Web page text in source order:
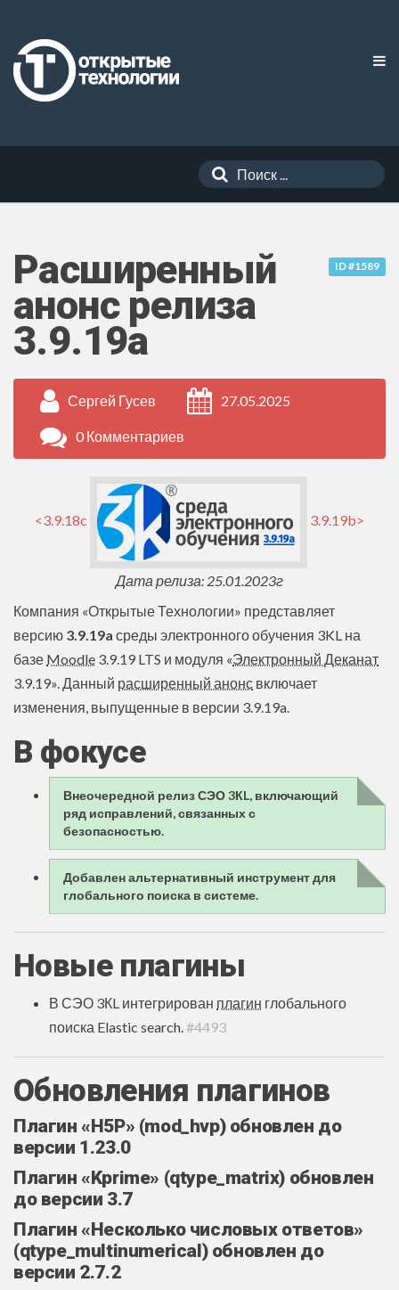
ID #1589
Расширенный
анонс релиза
3.9.19a
Сергей Гусев 27.05.2025
0 Комментариев
<3.9.18c 3.9.19b>
Дата релиза: 25.01.2023г
Компания «Открытые Технологии» представляет
версию 3.9.19a среды электронного обучения 3KL на
базе Moodle 3.9.19 LTS и модуля «Электронный Деканат
3.9.19». Данный расширенный анонс включает
изменения, выпущенные в версии 3.9.19a.
В фокусе
Внеочередной релиз СЭО 3КL, включающий
ряд исправлений, связанных с
безопасностью.
Добавлен альтернативный инструмент для
глобального поиска в системе.
Новые плагины
В СЭО 3КL интегрирован плагин глобального
поиска Elastic search. #4493
Обновления плагинов
Плагин «H5P» (mod_hvp) обновлен до
версии 1.23.0
Плагин «Kprime» (qtype_matrix) обновлен
до версии 3.7
Плагин «Несколько числовых ответов»
(qtype_multinumerical) обновлен до
версии 2.7.2